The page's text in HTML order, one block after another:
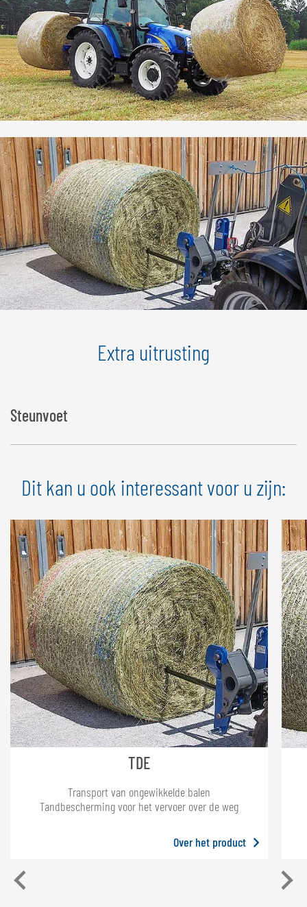
Extra uitrusting
Steunvoet
Dit kan u ook interessant voor u zijn:
TDE
Transport van ongewikkelde balen
Tandbescherming voor het vervoer over de weg
Over het product